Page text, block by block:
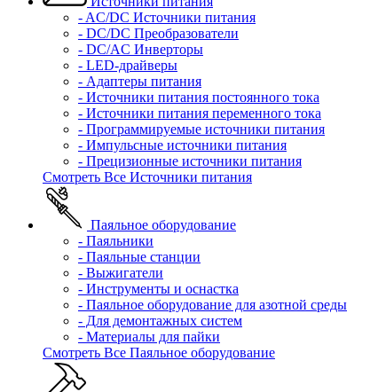
- AC/DC Источники питания
- DC/DC Преобразователи
- DC/AC Инверторы
- LED-драйверы
- Адаптеры питания
- Источники питания постоянного тока
- Источники питания переменного тока
- Программируемые источники питания
- Импульсные источники питания
- Прецизионные источники питания
Смотреть Все Источники питания
Паяльное оборудование
- Паяльники
- Паяльные станции
- Выжигатели
- Инструменты и оснастка
- Паяльное оборудование для азотной среды
- Для демонтажных систем
- Материалы для пайки
Смотреть Все Паяльное оборудование